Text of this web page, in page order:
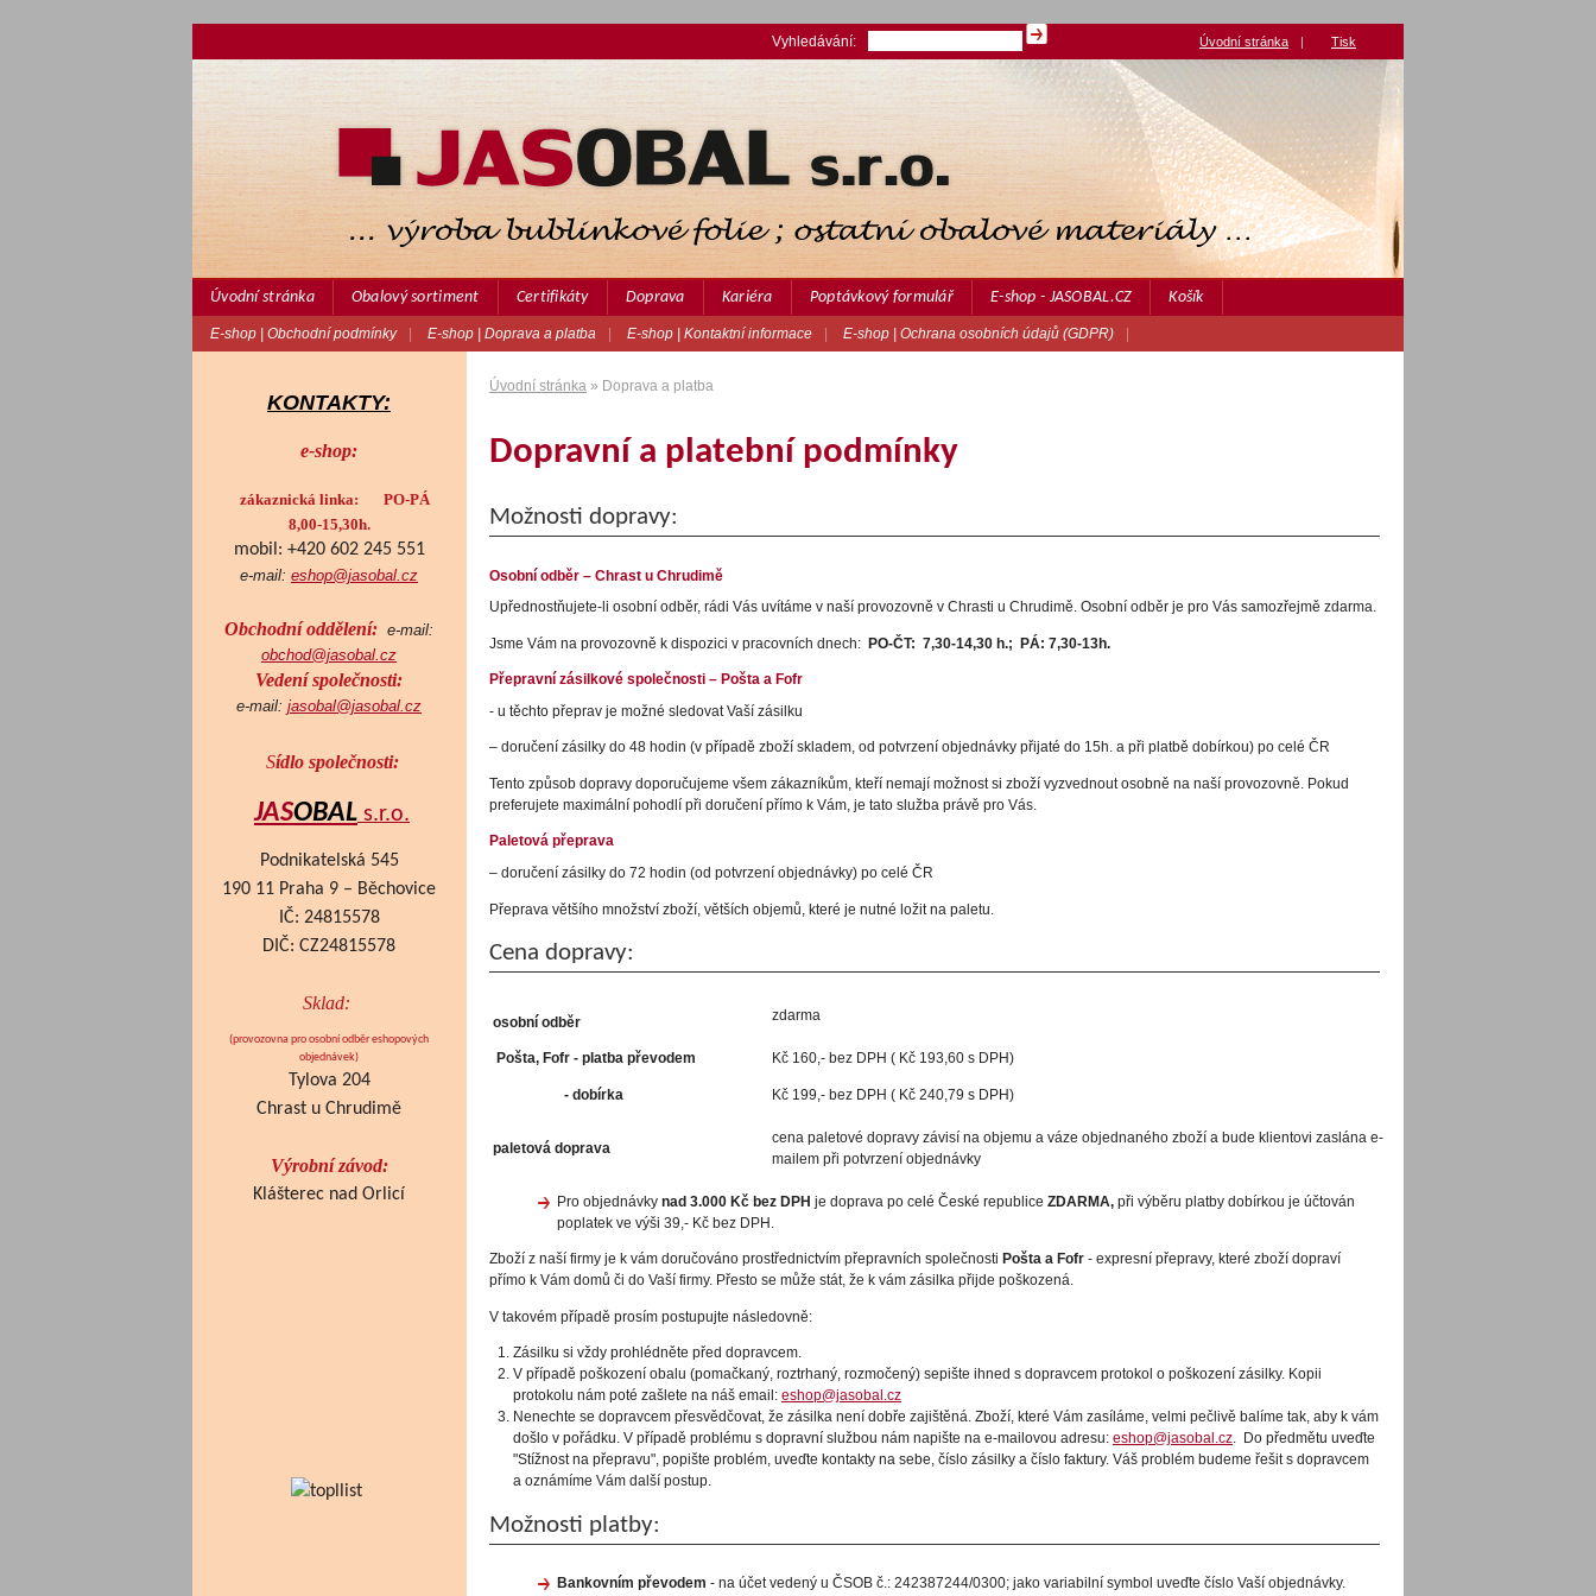
Úvodní stránka Obalový sortiment Certifikáty Doprava Kariéra Poptávkový formulář E-shop - JASOBAL.CZ Košík
E-shop | Obchodní podmínky E-shop | Doprava a platba E-shop | Kontaktní informace E-shop | Ochrana osobních údajů (GDPR)
Úvodní stránka » Doprava a platba
Dopravní a platební podmínky
Možnosti dopravy:
Osobní odběr – Chrast u Chrudimě
Upřednostňujete-li osobní odběr, rádi Vás uvítáme v naší provozovně v Chrasti u Chrudimě. Osobní odběr je pro Vás samozřejmě zdarma.
Jsme Vám na provozovně k dispozici v pracovních dnech: PO-ČT: 7,30-14,30 h.; PÁ: 7,30-13h.
Přepravní zásilkové společnosti – Pošta a Fofr
- u těchto přeprav je možné sledovat Vaší zásilku
– doručení zásilky do 48 hodin (v případě zboží skladem, od potvrzení objednávky přijaté do 15h. a při platbě dobírkou) po celé ČR
Tento způsob dopravy doporučujeme všem zákazníkům, kteří nemají možnost si zboží vyzvednout osobně na naší provozovně. Pokud
preferujete maximální pohodlí při doručení přímo k Vám, je tato služba právě pro Vás.
Paletová přeprava
– doručení zásilky do 72 hodin (od potvrzení objednávky) po celé ČR
Přeprava většího množství zboží, větších objemů, které je nutné ložit na paletu.
Cena dopravy:
osobní odběr zdarma
Pošta, Fofr - platba převodem
- dobírka
Kč 160,- bez DPH ( Kč 193,60 s DPH)
Kč 199,- bez DPH ( Kč 240,79 s DPH)
paletová doprava
cena paletové dopravy závisí na objemu a váze objednaného zboží a bude klientovi zaslána e-
mailem při potvrzení objednávky
Pro objednávky nad 3.000 Kč bez DPH je doprava po celé České republice ZDARMA, při výběru platby dobírkou je účtován
poplatek ve výši 39,- Kč bez DPH.
Zboží z naší firmy je k vám doručováno prostřednictvím přepravních společnosti Pošta a Fofr - expresní přepravy, které zboží dopraví
přímo k Vám domů či do Vaší firmy. Přesto se může stát, že k vám zásilka přijde poškozená.
V takovém případě prosím postupujte následovně:
Zásilku si vždy prohlédněte před dopravcem.
V případě poškození obalu (pomačkaný, roztrhaný, rozmočený) sepište ihned s dopravcem protokol o poškození zásilky. Kopii
protokolu nám poté zašlete na náš email: eshop@jasobal.cz
Nenechte se dopravcem přesvědčovat, že zásilka není dobře zajištěná. Zboží, které Vám zasíláme, velmi pečlivě balíme tak, aby k vám
došlo v pořádku. V případě problému s dopravní službou nám napište na e-mailovou adresu: eshop@jasobal.cz. Do předmětu uveďte
"Stížnost na přepravu", popište problém, uveďte kontakty na sebe, číslo zásilky a číslo faktury. Váš problém budeme řešit s dopravcem
a oznámíme Vám další postup.
Možnosti platby:
Bankovním převodem - na účet vedený u ČSOB č.: 242387244/0300; jako variabilní symbol uveďte číslo Vaší objednávky.
KONTAKTY:
e-shop:
zákaznická linka: PO-PÁ
8,00-15,30h.
mobil: +420 602 245 551
e-mail: eshop@jasobal.cz
Obchodní oddělení: e-mail:
obchod@jasobal.cz
Vedení společnosti:
e-mail: jasobal@jasobal.cz
Sídlo společnosti:
JASOBAL s.r.o.
Podnikatelská 545
190 11 Praha 9 – Běchovice
IČ: 24815578
DIČ: CZ24815578
Sklad:
(provozovna pro osobní odběr eshopových
objednávek)
Tylova 204
Chrast u Chrudimě
Výrobní závod:
Klášterec nad Orlicí
Vyhledávání: Úvodní stránka | Tisk